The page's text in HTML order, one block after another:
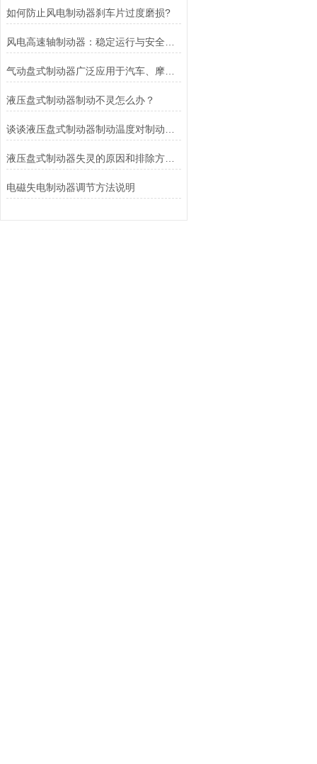
如何防止风电制动器刹车片过度磨损?
气动盘式制动器广泛应用于汽车、摩托车和自行车等交通工具中
液压盘式制动器制动不灵怎么办？
液压盘式制动器失灵的原因和排除方法介绍
电磁失电制动器调节方法说明